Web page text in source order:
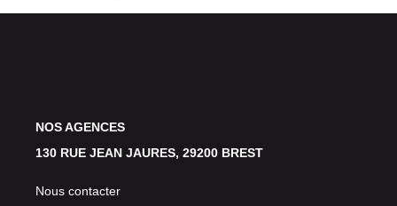
NOS AGENCES
130 RUE JEAN JAURES, 29200 BREST
Nous contacter